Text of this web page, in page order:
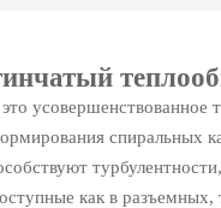
усовершенствованное
спиральных
как в